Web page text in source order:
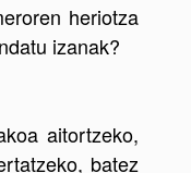
heriotza
izanak?
aitortzeko,
batez